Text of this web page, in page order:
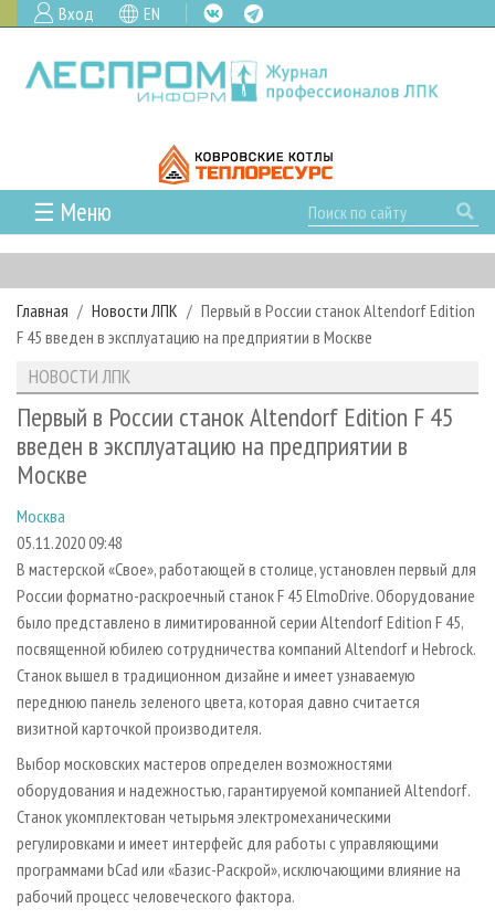
Вход EN
☰ Меню
ГЛАВНАЯ
РУБРИКИ И ТЕМЫ
РУБРИКИ ЖУРНАЛА
ЛЕСОЗАГОТОВКА
ЛЕСОПИЛЕНИЕ
ДЕРЕВООБРАБОТКА
СУШКА ДРЕВЕСИНЫ
ПРОИЗВОДСТВО ДРЕВЕСНЫХ ПЛИТ
ДЕРЕВЯННОЕ ДОМОСТРОЕНИЕ
ПРОИЗВОДСТВО МЕБЕЛИ
БИОЭНЕРГЕТИКА
ЦБП
ИНСТРУМЕНТ И МАТЕРИАЛЫ
НОВОСТИ
НОВОСТИ ЛПК
НОВОСТИ ЖУРНАЛА
НОВОСТИ КОМПАНИЙ
ПРОЕКТЫ ЛПИ
АНАЛИТИКА
ПРЕДПРИЯТИЯ ЛПК
ЛЕСНЫЕ РЕГИОНЫ РОССИИ
ПЕРСОНЫ
МОБИЛЬНЫЕ ВЫСТАВКИ
ОФИЦИАЛЬНЫЕ ДЕЛЕГАЦИИ
ПРИОРИТЕТНЫЕ ИНВЕСТПРОЕКТЫ
RUSSIAN FORESTRY REVIEW
ГАЗЕТА ЛЕСПРОМФОРУМ
БИБЛИОТЕКА СПЕЦИАЛИСТА
АРХИВ ЖУРНАЛОВ
СТАТЬИ
О ЖУРНАЛЕ
ПОДПИСКА
КОНТАКТЫ
РЕКЛАМОДАТЕЛЯМ
РЕКЛАМА
РЕКЛАМА НА САЙТЕ
Главная Новости ЛПК
Первый в России станок Altendorf Edition
F 45 введен в эксплуатацию на предприятии в Москве
НОВОСТИ ЛПК
Первый в России станок Altendorf Edition F 45
введен в эксплуатацию на предприятии в
Москве
Москва
05.11.2020 09:48
В мастерской «Свое», работающей в столице, установлен первый для
России форматно-раскроечный станок F 45 ElmoDrive. Оборудование
было представлено в лимитированной серии Altendorf Edition F 45,
посвященной юбилею сотрудничества компаний Altendorf и Hebrock.
Станок вышел в традиционном дизайне и имеет узнаваемую
переднюю панель зеленого цвета, которая давно считается
визитной карточкой производителя.
Выбор московских мастеров определен возможностями
оборудования и надежностью, гарантируемой компанией Altendorf.
Станок укомплектован четырьмя электромеханическими
регулировками и имеет интерфейс для работы с управляющими
программами bCad или «Базис-Раскрой», исключающими влияние на
рабочий процесс человеческого фактора.